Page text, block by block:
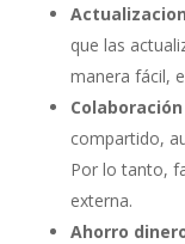
que las
manera fácil,
compartido,
Por lo tanto,
externa.
Ahorro